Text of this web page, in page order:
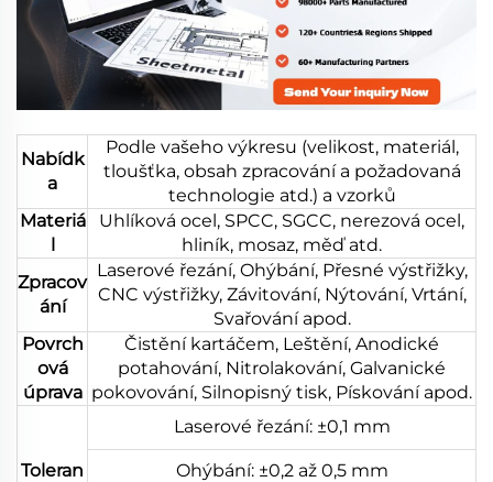
Nabídk
a
Podle vašeho výkresu (velikost, materiál,
tloušťka, obsah zpracování a požadovaná
technologie atd.) a vzorků
Materiá
l
Uhlíková ocel, SPCC, SGCC, nerezová ocel,
hliník, mosaz, měď atd.
Zpracov
ání
Laserové řezání, Ohýbání, Přesné výstřižky,
CNC výstřižky, Závitování, Nýtování, Vrtání,
Svařování apod.
Povrch
ová
úprava
Čistění kartáčem, Leštění, Anodické
potahování, Nitrolakování, Galvanické
pokovování, Silnopisný tisk, Pískování apod.
Toleran
Laserové řezání: ±0,1 mm
Ohýbání: ±0,2 až 0,5 mm